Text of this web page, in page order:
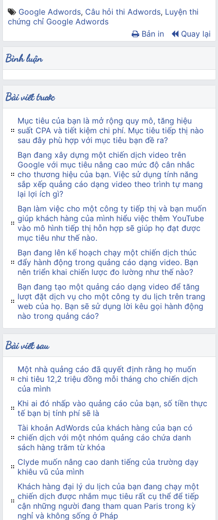
Google Adwords, Câu hỏi thi Adwords, Luyện thi
chứng chỉ Google Adwords
Bản in
Quay lại
Bình luận
Bài viết trước
Mục tiêu của bạn là mở rộng quy mô, tăng hiệu
suất CPA và tiết kiệm chi phí. Mục tiêu tiếp thị nào
sau đây phù hợp với mục tiêu bạn đề ra?
Bạn đang xây dựng một chiến dịch video trên
Google với mục tiêu nâng cao mức độ cân nhắc
cho thương hiệu của bạn. Việc sử dụng tính năng
sắp xếp quảng cáo dạng video theo trình tự mang
lại lợi ích gì?
Bạn làm việc cho một công ty tiếp thị và bạn muốn
giúp khách hàng của mình hiểu việc thêm YouTube
vào mô hình tiếp thị hỗn hợp sẽ giúp họ đạt được
mục tiêu như thế nào.
Bạn đang lên kế hoạch chạy một chiến dịch thúc
đẩy hành động trong quảng cáo dạng video. Bạn
nên triển khai chiến lược đo lường như thế nào?
Bạn đang tạo một quảng cáo dạng video để tăng
lượt đặt dịch vụ cho một công ty du lịch trên trang
web của họ. Bạn sẽ sử dụng lời kêu gọi hành động
nào trong quảng cáo?
Bài viết sau
Một nhà quảng cáo đã quyết định rằng họ muốn
chi tiêu 12,2 triệu đồng mỗi tháng cho chiến dịch
của mình
Khi ai đó nhấp vào quảng cáo của bạn, số tiền thực
tế bạn bị tính phí sẽ là
Tài khoản AdWords của khách hàng của bạn có
chiến dịch với một nhóm quảng cáo chứa danh
sách hàng trăm từ khóa
Clyde muốn nâng cao danh tiếng của trường dạy
khiêu vũ của mình
Khách hàng đại lý du lịch của bạn đang chạy một
chiến dịch được nhắm mục tiêu rất cụ thể để tiếp
cận những người đang tham quan Paris trong kỳ
nghỉ và không sống ở Pháp